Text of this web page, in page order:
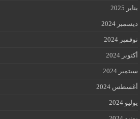
يناير 2025
ديسمبر 2024
نوفمبر 2024
أكتوبر 2024
سبتمبر 2024
أغسطس 2024
يوليو 2024